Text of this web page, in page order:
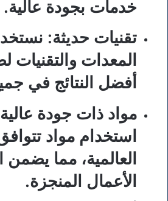
خدمات بجودة عالية.
تقنيات حديثة:
المعدات
أفضل النتائج في
مواد ذات جودة عالية
استخدام مواد
العالمية، مما يضمن
الأعمال المنجزة.